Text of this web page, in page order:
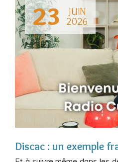
23
JUIN
2026
Discac : un exemple